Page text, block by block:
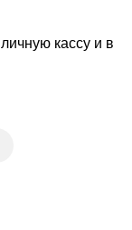
кассу и в